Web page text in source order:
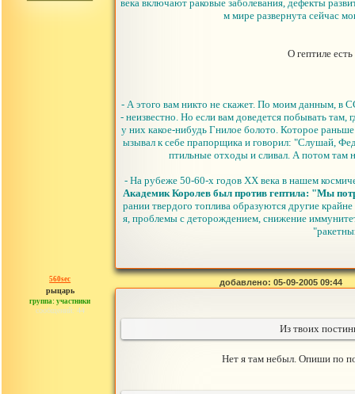
века включают раковые заболевания, дефекты
м мире развернута сейчас
О гептиле
- А этого вам никто не скажет. По моим данным, в
- неизвестно. Но если вам доведется побывать
у них какое-нибудь Гнилое болото. Которое
ызывал к себе прапорщика и говорил: "Слушай,
птильные отходы и сливал. А потом там
- На рубеже 50-60-х годов ХХ века в нашем
Академик Королев был против гептила: "Мы
рании твердого топлива образуются другие
я, проблемы с деторождением, снижение
560sec
рыцарь
группа: участники
сообщений: 44
добавлено: 05-09-2005 09:44
Из твоих
Нет я там небыл. Опиши по